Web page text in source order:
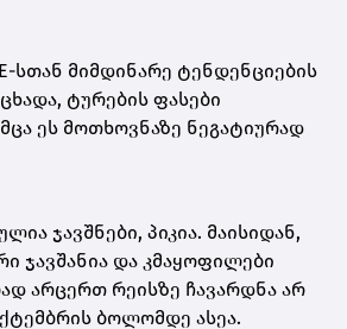
სთან მიმდინარე ტენდენციების
ტურების ფასები
ეს მოთხოვნაზე ნეგატიურად
ჯავშნები, პიკია. მაისიდან,
ჯავშანია და კმაყოფილები
არცერთ რეისზე ჩავარდნა არ
ბოლომდე ასეა.